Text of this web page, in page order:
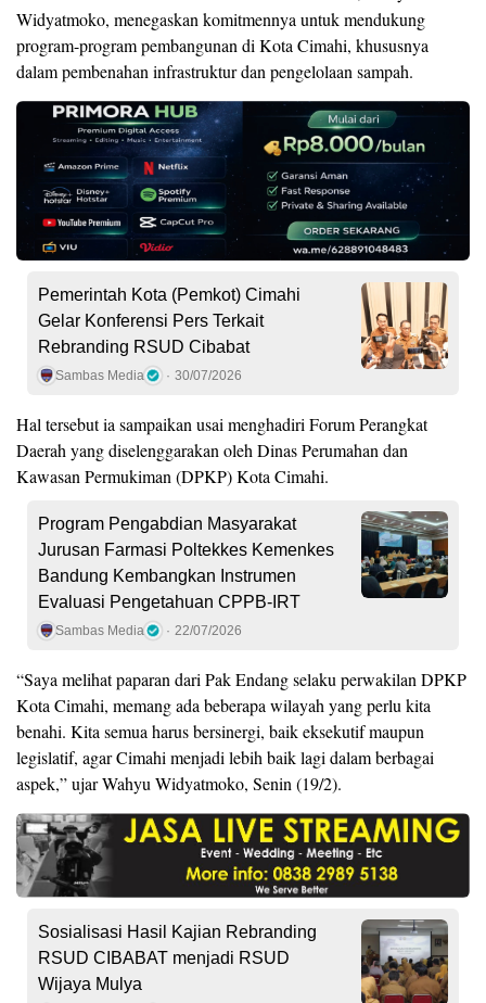
Widyatmoko, menegaskan komitmennya untuk mendukung
program-program pembangunan di Kota Cimahi, khususnya
dalam pembenahan infrastruktur dan pengelolaan sampah.
Pemerintah Kota (Pemkot) Cimahi
Gelar Konferensi Pers Terkait
Rebranding RSUD Cibabat
Sambas Media 30/07/2026
Hal tersebut ia sampaikan usai menghadiri Forum Perangkat
Daerah yang diselenggarakan oleh Dinas Perumahan dan
Kawasan Permukiman (DPKP) Kota Cimahi.
Program Pengabdian Masyarakat
Jurusan Farmasi Poltekkes Kemenkes
Bandung Kembangkan Instrumen
Evaluasi Pengetahuan CPPB-IRT
Sambas Media 22/07/2026
“Saya melihat paparan dari Pak Endang selaku perwakilan DPKP
Kota Cimahi, memang ada beberapa wilayah yang perlu kita
benahi. Kita semua harus bersinergi, baik eksekutif maupun
legislatif, agar Cimahi menjadi lebih baik lagi dalam berbagai
aspek,” ujar Wahyu Widyatmoko, Senin (19/2).
Sosialisasi Hasil Kajian Rebranding
RSUD CIBABAT menjadi RSUD
Wijaya Mulya